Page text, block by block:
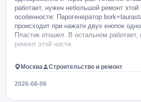
работает, нужен небольшой ремонт
особенности: Парогенератор
происходит при нажати двух кнопок
Пластик отошел. В остальном
ремонт этой части.
Москва Строительство и ремонт
2026-08-06